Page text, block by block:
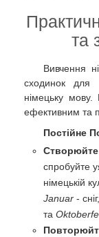
та
Вивчення
сходинок для
німецьку
ефективним та
Постійне
Створюйте
спробуйте
німецькій
Januar - сніг,
та